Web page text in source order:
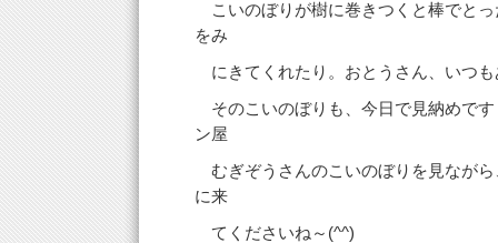
こいのぼりが樹に巻きつくと棒でと
をみ
にきてくれたり。おとうさん、いつも
そのこいのぼりも、今日で見納めで
ン屋
むぎぞうさんのこいのぼりを見なが
に来
てくださいね～(^^)